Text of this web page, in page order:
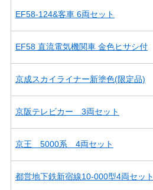
EF58-124&客車 6両セット
EF58 直流電気機関車 金色ヒサシ付
京成スカイライナー新塗色(限定品)
京阪テレビカー 3両セット
京王 5000系 4両セット
都営地下鉄新宿線10-000型4両セット